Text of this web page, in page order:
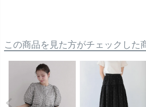
この商品を見た方がチェックした